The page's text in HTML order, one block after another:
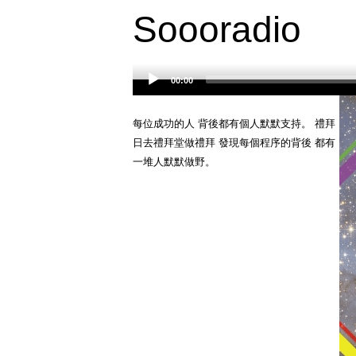
Soooradio
Audio
00:00
每位成功的人 背後都有個人默默支持。 禮拜
日去禮拜堂做禮拜 發現每個程序的背後 都有
一堆人默默做野。